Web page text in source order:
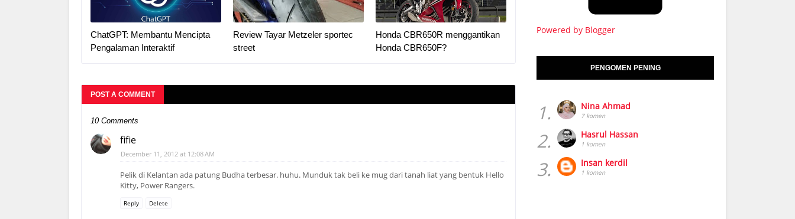
ChatGPT: Membantu Mencipta
Pengalaman Interaktif
Review Tayar Metzeler sportec
street
Honda CBR650R menggantikan
Honda CBR650F?
POST A COMMENT
10 Comments
fifie
December 11, 2012 at 12:08 AM
Pelik di Kelantan ada patung Budha terbesar. huhu. Munduk tak beli ke mug dari tanah liat yang bentuk Hello
Kitty, Power Rangers.
Reply Delete
Powered by Blogger
PENGOMEN PENING
1. Nina Ahmad
7 komen
2. Hasrul Hassan
1 komen
3. Insan kerdil
1 komen